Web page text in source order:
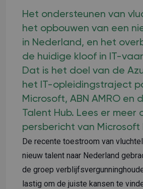
Het ondersteunen van
het opbouwen van een
in Nederland, en het
de huidige kloof in IT-
Dat is het doel van de
het IT-opleidingstraject
Microsoft, ABN AMRO en
Talent Hub. Lees er meer
persbericht van Microsoft
De recente toestroom van
nieuw talent naar Nederland
de groep
lastig om de juiste kansen te